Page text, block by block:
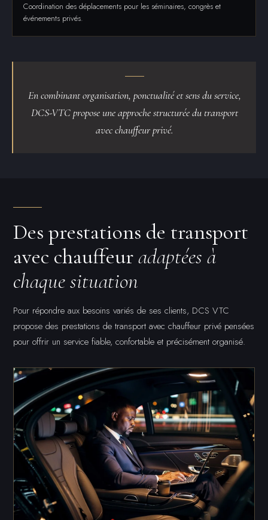
Coordination des déplacements pour les séminaires, congrès et
événements privés.
En combinant organisation, ponctualité et sens du service,
DCS-VTC propose une approche structurée du transport
avec chauffeur privé.
Des prestations de transport
avec chauffeuradaptées à
chaque situation
Pour répondre aux besoins variés de ses clients, DCS VTC
propose des prestations de transport avec chauffeur privé pensées
pour offrir un service fiable, confortable et précisément organisé.